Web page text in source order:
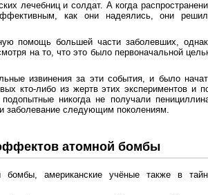
лечебниц и солдат. А когда
как они надеялись, они
помощь большей части заболевших,
на то, что это было первоначальной
извинения за эти события, и было
кто-либо из жертв этих экспериментов и
никогда не получали
заболевание следующим поколениям.
атомной бомбы
американские учёные также в